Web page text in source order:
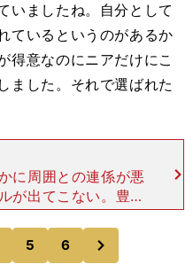
いましたね。自分として
ているというのがあるか
得意なのにニアだけにこ
ました。それで選ばれた
に周囲との連係が悪
が出てこない。豊田
クロスや裏へのパス
本代表は頑としてシ
攻め
5 6
へ